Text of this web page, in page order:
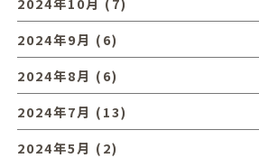
2024年9月 (6)
2024年8月 (6)
2024年7月 (13)
2024年5月 (2)